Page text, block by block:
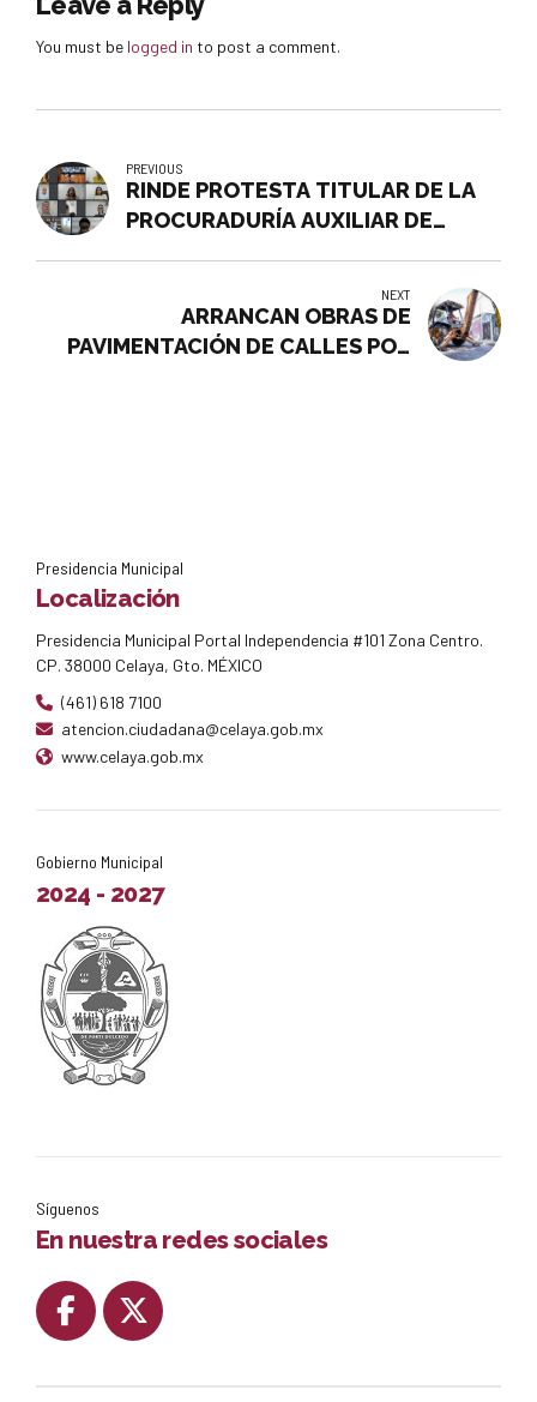
You must be logged in to post a comment.
PREVIOUS
RINDE PROTESTA TITULAR DE LA
PROCURADURÍA AUXILIAR DE
NEXT
ARRANCAN OBRAS DE
PAVIMENTACIÓN DE CALLES POR
Presidencia Municipal
Localización
Presidencia Municipal Portal Independencia #101 Zona Centro.
CP. 38000 Celaya, Gto. MÉXICO
(461) 618 7100
atencion.ciudadana@celaya.gob.mx
www.celaya.gob.mx
Gobierno Municipal
2024 - 2027
Síguenos
En nuestra redes sociales